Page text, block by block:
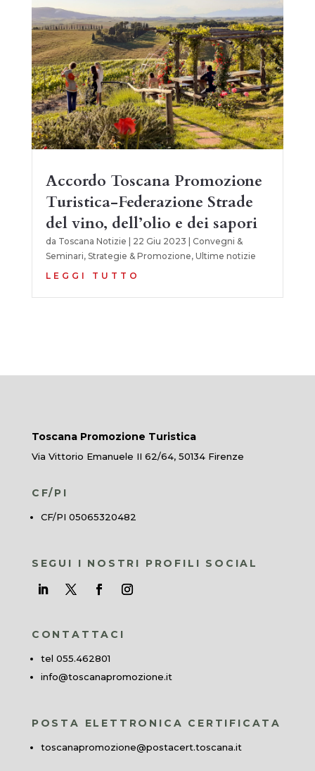
Accordo Toscana Promozione
Turistica-Federazione Strade
del vino, dell’olio e dei sapori
da Toscana Notizie 22 Giu 2023
Convegni &
Seminari, Strategie & Promozione, Ultime notizie
LEGGI TUTTO
Toscana Promozione Turistica
Via Vittorio Emanuele II 62/64, 50134 Firenze
CF/PI
CF/PI 05065320482
SEGUI I NOSTRI PROFILI SOCIAL
CONTATTACI
tel 055.462801
info@toscanapromozione.it
POSTA ELETTRONICA CERTIFICATA
toscanapromozione@postacert.toscana.it